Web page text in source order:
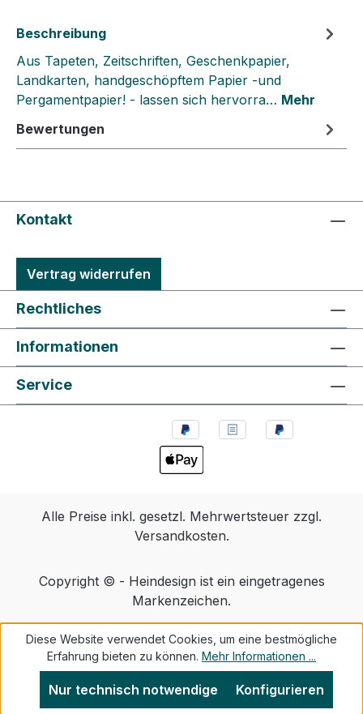
Beschreibung
Aus Tapeten, Zeitschriften, Geschenkpapier,
Landkarten, handgeschöpftem Papier -und
Pergamentpapier! - lassen sich hervorra… Mehr
Bewertungen
Kontakt
Vertrag widerrufen
Rechtliches
Informationen
Service
Alle Preise inkl. gesetzl. Mehrwertsteuer zzgl.
Versandkosten.
Copyright © - Heindesign ist ein eingetragenes
Markenzeichen.
Diese Website verwendet Cookies, um eine bestmögliche
Erfahrung bieten zu können. Mehr Informationen ...
Nur technisch notwendige Konfigurieren